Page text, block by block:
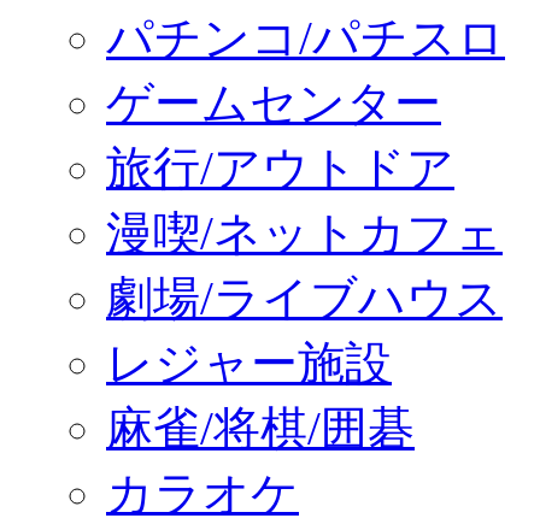
パチンコ/パチスロ
ゲームセンター
旅行/アウトドア
漫喫/ネットカフェ
劇場/ライブハウス
レジャー施設
麻雀/将棋/囲碁
カラオケ